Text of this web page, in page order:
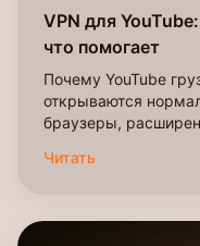
VPN для
что помогает
Почему YouTube
открываются
браузеры,
Читать